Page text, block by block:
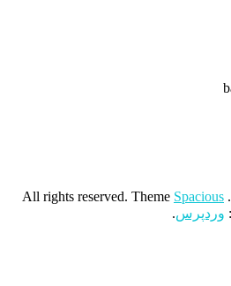
. All rights reserved. Theme
Spacious
وردپرس.